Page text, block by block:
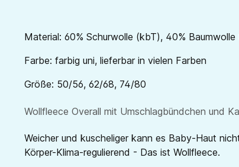
Material: 60% Schurwolle (kbT), 40% Baumwolle
Farbe: farbig uni, lieferbar in vielen Farben
Größe: 50/56, 62/68, 74/80
Wollfleece Overall mit Umschlagbündchen und
Weicher und kuscheliger kann es Baby-Haut
Körper-Klima-regulierend - Das ist Wollfleece.